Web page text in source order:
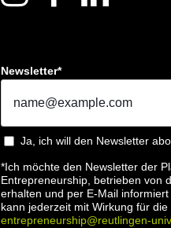
Newsletter*
Ja, ich will den Newsletter
*Ich möchte den Newsletter der
Entrepreneurship, betrieben von
erhalten und per E-Mail
kann jederzeit mit Wirkung für
entrepreneurship@reutlingen-